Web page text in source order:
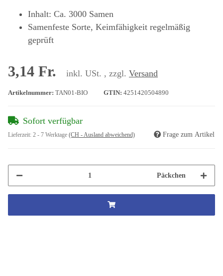
Inhalt: Ca. 3000 Samen
Samenfeste Sorte, Keimfähigkeit regelmäßig
geprüft
3,14 Fr. inkl. USt. , zzgl. Versand
Artikelnummer: TAN01-BIO GTIN: 4251420504890
Sofort verfügbar
Lieferzeit: 2 - 7 Werktage (CH - Ausland abweichend) Frage zum Artikel
Päckchen